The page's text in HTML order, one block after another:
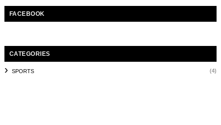
FACEBOOK
CATEGORIES
SPORTS (4)